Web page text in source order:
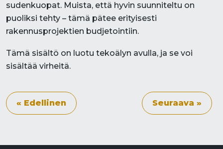
sudenkuopat. Muista, että hyvin suunniteltu on
puoliksi tehty – tämä pätee erityisesti
rakennusprojektien budjetointiin.
Tämä sisältö on luotu tekoälyn avulla, ja se voi
sisältää virheitä.
« Edellinen Seuraava »